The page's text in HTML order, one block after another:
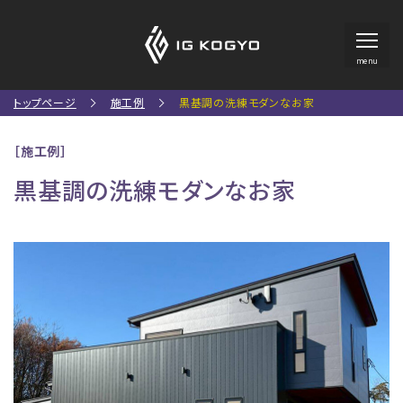
menu
トップページ 施工例 黒基調の洗練モダンなお家
［施工例］
黒基調の洗練モダンなお家